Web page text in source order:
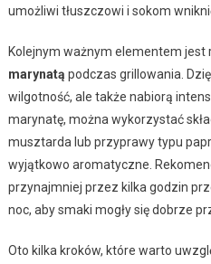
umożliwi tłuszczowi i sokom
Kolejnym ważnym elementem
marynatą podczas grillowania.
wilgotność, ale także nabiorą
marynatę, można wykorzystać
musztarda lub przyprawy typu
wyjątkowo aromatyczne.
przynajmniej przez kilka godzin
noc, aby smaki mogły się dobrze
Oto kilka kroków, które warto